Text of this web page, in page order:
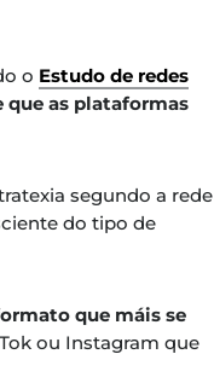
o Estudo de redes
que as plataformas
segundo a rede
do tipo de
que máis se
ou Instagram que